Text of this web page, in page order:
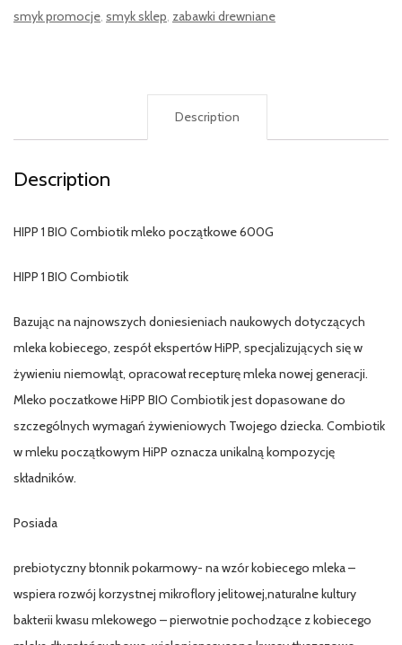
smyk promocje, smyk sklep, zabawki drewniane
Description
Description
HIPP 1 BIO Combiotik mleko początkowe 600G
HIPP 1 BIO Combiotik
Bazując na najnowszych doniesieniach naukowych dotyczących
mleka kobiecego, zespół ekspertów HiPP, specjalizujących się w
żywieniu niemowląt, opracował recepturę mleka nowej generacji.
Mleko poczatkowe HiPP BIO Combiotik jest dopasowane do
szczególnych wymagań żywieniowych Twojego dziecka. Combiotik
w mleku początkowym HiPP oznacza unikalną kompozycję
składników.
Posiada
prebiotyczny błonnik pokarmowy- na wzór kobiecego mleka –
wspiera rozwój korzystnej mikroflory jelitowej,naturalne kultury
bakterii kwasu mlekowego – pierwotnie pochodzące z kobiecego